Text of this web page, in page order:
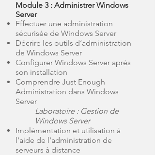
Module 3 : Administrer Windows
Server
Effectuer une administration
sécurisée de Windows Server
Décrire les outils d’administration
de Windows Server
Configurer Windows Server après
son installation
Comprendre Just Enough
Administration dans Windows
Server
Laboratoire : Gestion de
Windows Server
Implémentation et utilisation à
l’aide de l’administration de
serveurs à distance